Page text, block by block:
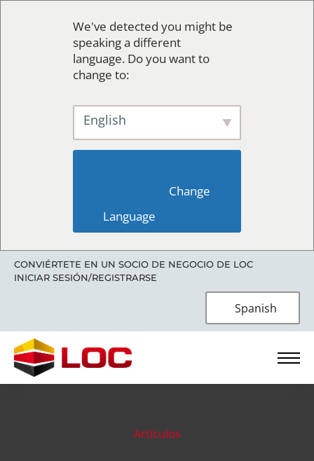
We've detected you might be
speaking a different
language. Do you want to
change to:
English
Language
CONVIÉRTETE EN UN SOCIO DE NEGOCIO DE LOC
INICIAR SESIÓN/REGISTRARSE
Spanish
Artículos